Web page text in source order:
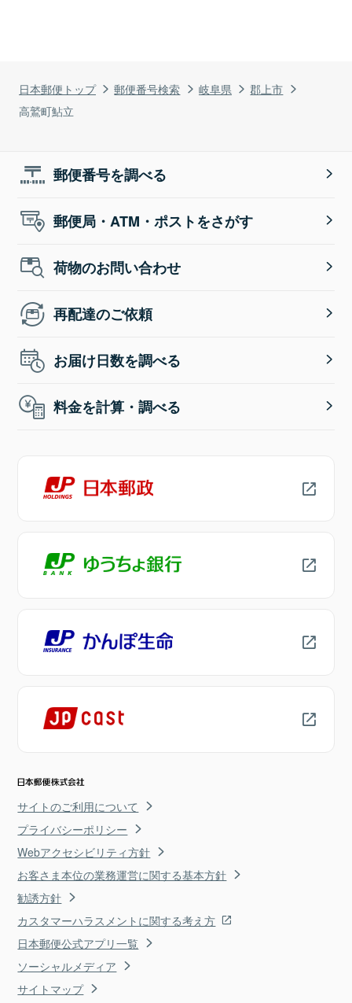
日本郵便トップ 郵便番号検索 岐阜県
郡上市
高鷲町鮎立
郵便番号を調べる
郵便局・ATM・ポストをさがす
荷物のお問い合わせ
再配達のご依頼
お届け日数を調べる
料金を計算・調べる
サイトのご利用について
プライバシーポリシー
Webアクセシビリティ方針
お客さま本位の業務運営に関する基本方針
勧誘方針
カスタマーハラスメントに関する考え方
日本郵便公式アプリ一覧
ソーシャルメディア
サイトマップ